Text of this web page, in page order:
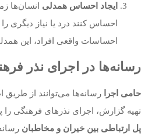
ایجاد احساس همدلی
انسان‌ها
احساس کنند درد یا نیاز دیگری
احساسات واقعی افراد، این
رسانه‌ها در اجرای نذر
حامی اجرا رسانه‌ها می‌توانند از طریق
تهیه گزارش، اجرای نذرهای فرهنگی را
پل ارتباطی بین خیران و مخاطبان